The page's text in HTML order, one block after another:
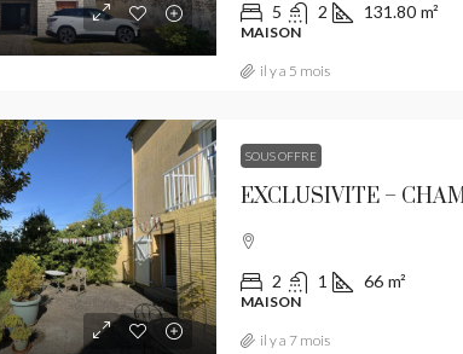
5 2 131.80 m²
MAISON
il y a 5 mois
SOUS OFFRE
EXCLUSIVITE –
2 1 66 m²
MAISON
il y a 7 mois